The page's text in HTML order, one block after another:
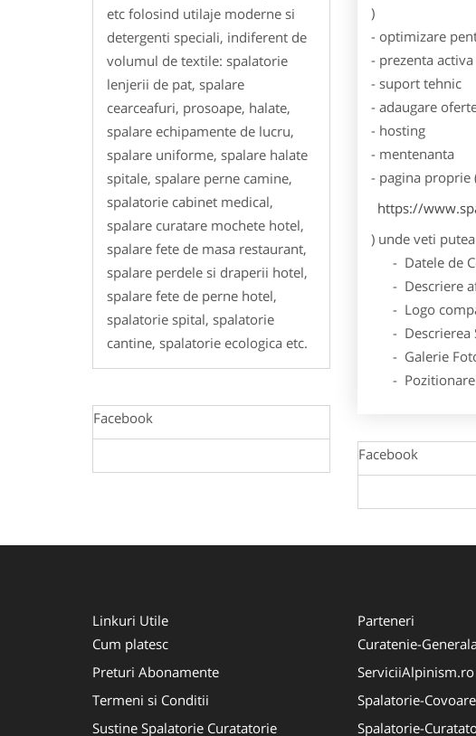
etc folosind utilaje moderne si
detergenti speciali, indiferent de
volumul de textile: spalatorie
lenjerii de pat, spalare
cearceafuri, prosoape, halate,
spalare echipamente de lucru,
spalare uniforme, spalare halate
spitale, spalare perne camine,
spalatorie cabinet medical,
spalare curatare mochete hotel,
spalare fete de masa restaurant,
spalare perdele si draperii hotel,
spalare fete de perne hotel,
spalatorie spital, spalatorie
cantine, spalatorie ecologica etc.
Facebook
)
- optimizare
- prezenta
- suport tehnic
- adaugare
- hosting
- mentenanta
- pagina proprie
https://
) unde veti
- Datele de
- Descriere
- Logo
- Descrierea
- Galerie
- Pozitionare
Facebook
Linkuri Utile
Cum platesc
Preturi Abonamente
Termeni si Conditii
Sustine Spalatorie Curatatorie
Parteneri
Curatenie-
ServiciiAlpinism.ro
Spalatorie-
Spalatorie-